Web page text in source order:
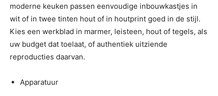
moderne keuken passen eenvoudige inbouwkastjes in
wit of in twee tinten hout of in houtprint goed in de stijl.
Kies een werkblad in marmer, leisteen, hout of tegels, als
uw budget dat toelaat, of authentiek uitziende
reproducties daarvan.
Apparatuur